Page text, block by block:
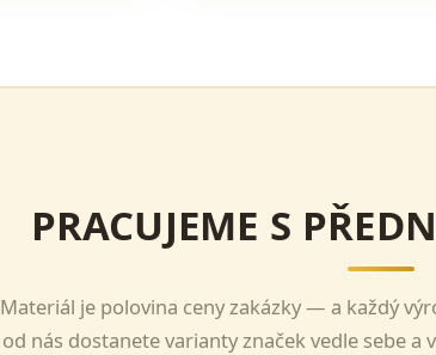
PRACUJEME S
Materiál je polovina ceny zakázky — a každý
od nás dostanete varianty značek vedle sebe a